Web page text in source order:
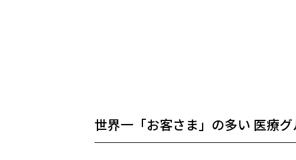
世界一「お客さま」の多い 医療